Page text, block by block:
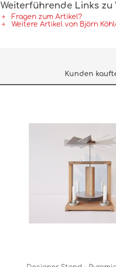
Weiterführende Links zu
Fragen zum Artikel?
Weitere Artikel von Björn
Kunden